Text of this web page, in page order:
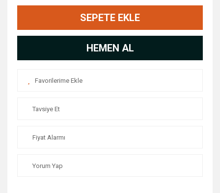
SEPETE EKLE
HEMEN AL
Tavsiye Et
Fiyat Alarmı
Yorum Yap